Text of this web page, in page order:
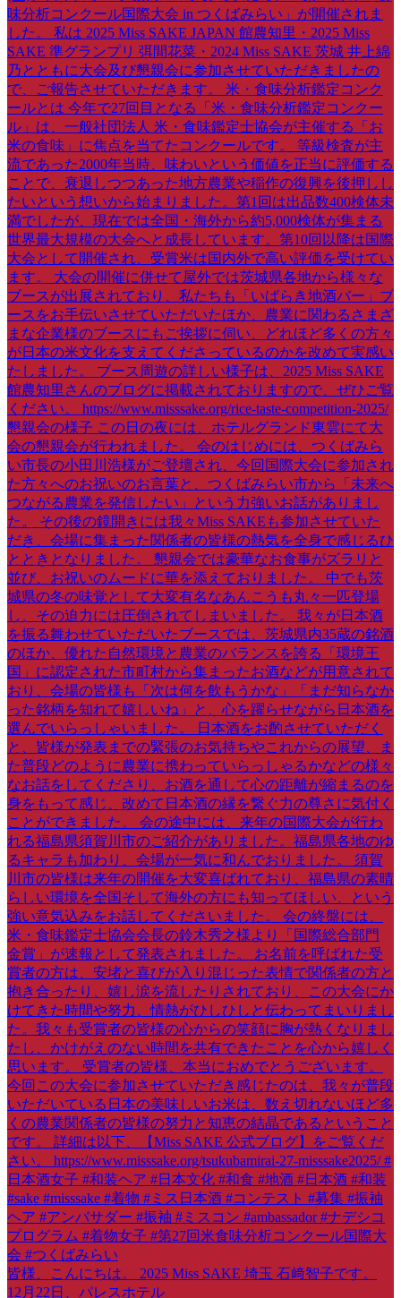
皆様、こんにちは。 2025 Miss SAKE 埼玉 石﨑智子です。
12月22日、パレスホテル